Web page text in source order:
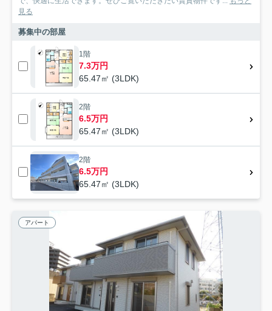
見る
募集中の部屋
1階
7.3万円
65.47㎡ (3LDK)
2階
6.5万円
65.47㎡ (3LDK)
2階
6.5万円
65.47㎡ (3LDK)
アパート